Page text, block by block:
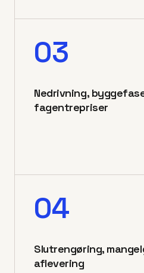
03
Nedrivning,
fagentrepriser
04
Slutrengøring,
aflevering